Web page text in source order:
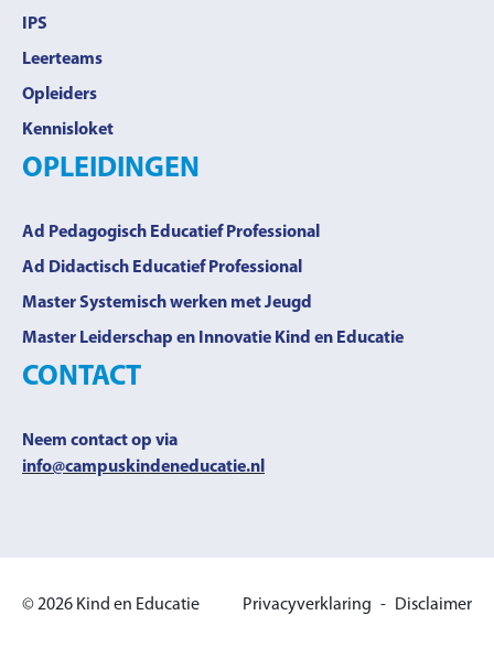
IPS
Leerteams
Opleiders
Kennisloket
OPLEIDINGEN
Ad Pedagogisch Educatief Professional
Ad Didactisch Educatief Professional
Master Systemisch werken met Jeugd
Master Leiderschap en Innovatie Kind en Educatie
CONTACT
Neem contact op via
info@campuskindeneducatie.nl
© 2026 Kind en Educatie Privacyverklaring Disclaimer